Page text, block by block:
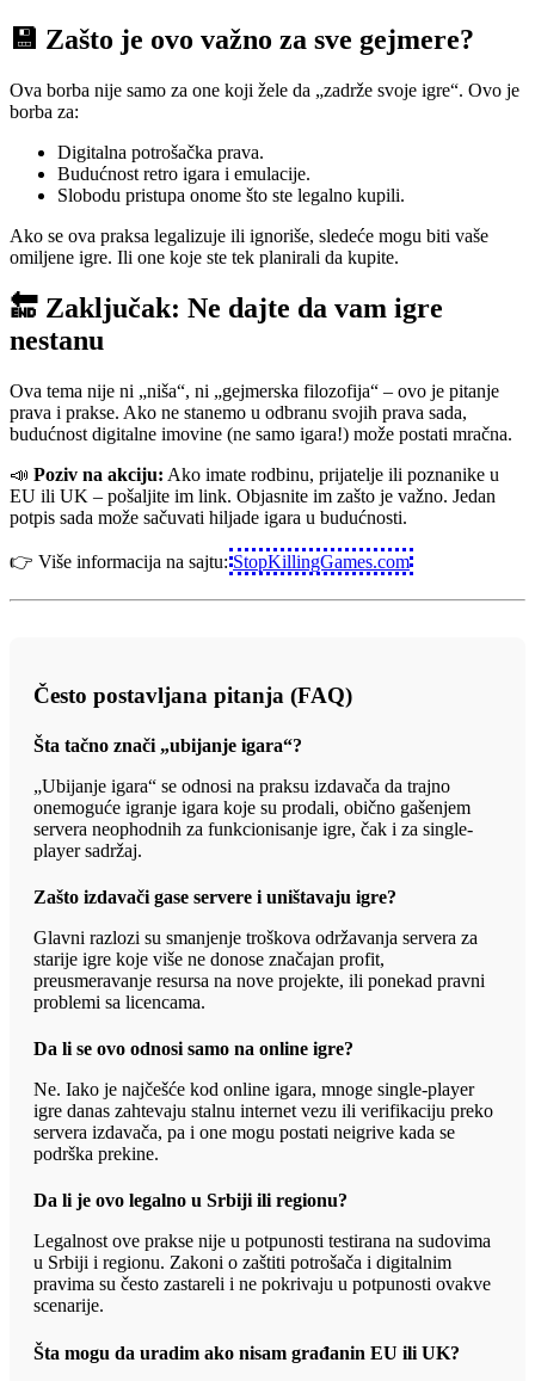
💾 Zašto je ovo važno za sve gejmere?
Ova borba nije samo za one koji žele da „zadrže svoje igre“. Ovo je
borba za:
Digitalna potrošačka prava.
Budućnost retro igara i emulacije.
Slobodu pristupa onome što ste legalno kupili.
Ako se ova praksa legalizuje ili ignoriše, sledeće mogu biti vaše
omiljene igre. Ili one koje ste tek planirali da kupite.
🔚 Zaključak: Ne dajte da vam igre
nestanu
Ova tema nije ni „niša“, ni „gejmerska filozofija“ – ovo je pitanje
prava i prakse. Ako ne stanemo u odbranu svojih prava sada,
budućnost digitalne imovine (ne samo igara!) može postati mračna.
📣 Poziv na akciju: Ako imate rodbinu, prijatelje ili poznanike u
EU ili UK – pošaljite im link. Objasnite im zašto je važno. Jedan
potpis sada može sačuvati hiljade igara u budućnosti.
👉 Više informacija na sajtu:StopKillingGames.com
Često postavljana pitanja (FAQ)
Šta tačno znači „ubijanje igara“?
„Ubijanje igara“ se odnosi na praksu izdavača da trajno
onemoguće igranje igara koje su prodali, obično gašenjem
servera neophodnih za funkcionisanje igre, čak i za single-
player sadržaj.
Zašto izdavači gase servere i uništavaju igre?
Glavni razlozi su smanjenje troškova održavanja servera za
starije igre koje više ne donose značajan profit,
preusmeravanje resursa na nove projekte, ili ponekad pravni
problemi sa licencama.
Da li se ovo odnosi samo na online igre?
Ne. Iako je najčešće kod online igara, mnoge single-player
igre danas zahtevaju stalnu internet vezu ili verifikaciju preko
servera izdavača, pa i one mogu postati neigrive kada se
podrška prekine.
Da li je ovo legalno u Srbiji ili regionu?
Legalnost ove prakse nije u potpunosti testirana na sudovima
u Srbiji i regionu. Zakoni o zaštiti potrošača i digitalnim
pravima su često zastareli i ne pokrivaju u potpunosti ovakve
scenarije.
Šta mogu da uradim ako nisam građanin EU ili UK?